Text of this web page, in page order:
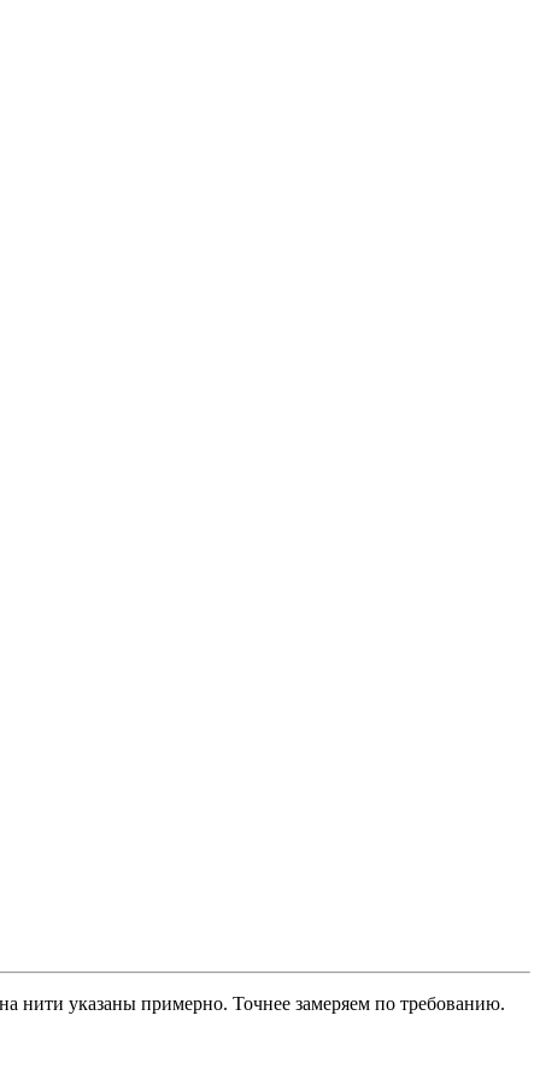
нити указаны примерно. Точнее замеряем по требованию.